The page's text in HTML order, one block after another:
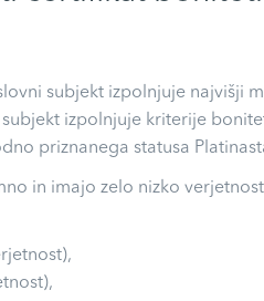
subjekt izpolnjuje
izpolnjuje kriterije
priznanega statusa
in imajo zelo nizko